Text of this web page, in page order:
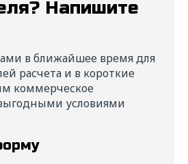
Напишите
в ближайшее время для
расчета и в короткие
коммерческое
условиями